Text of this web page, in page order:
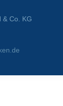
& Co. KG